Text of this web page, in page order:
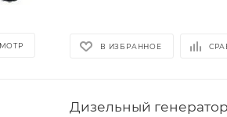
В ИЗБРАННОЕ
Дизельный генератор